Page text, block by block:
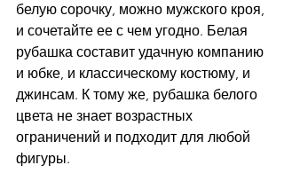
белую сорочку, можно мужского кроя,
и сочетайте ее с чем угодно. Белая
рубашка составит удачную компанию
и юбке, и классическому костюму, и
джинсам. К тому же, рубашка белого
цвета не знает возрастных
ограничений и подходит для любой
фигуры.